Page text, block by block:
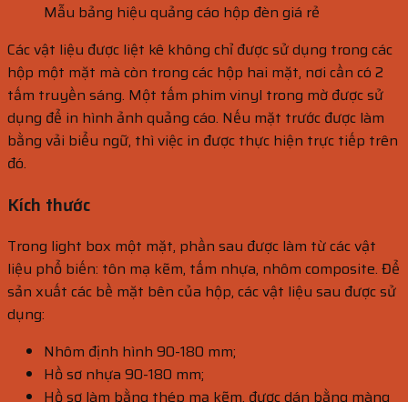
Mẫu bảng hiệu quảng cáo hộp đèn giá rẻ
Các vật liệu được liệt kê không chỉ được sử dụng trong các
hộp một mặt mà còn trong các hộp hai mặt, nơi cần có 2
tấm truyền sáng. Một tấm phim vinyl trong mờ được sử
dụng để in hình ảnh quảng cáo. Nếu mặt trước được làm
bằng vải biểu ngữ, thì việc in được thực hiện trực tiếp trên
đó.
Kích thước
Trong light box một mặt, phần sau được làm từ các vật
liệu phổ biến: tôn mạ kẽm, tấm nhựa, nhôm composite. Để
sản xuất các bề mặt bên của hộp, các vật liệu sau được sử
dụng:
Nhôm định hình 90-180 mm;
Hồ sơ nhựa 90-180 mm;
Hồ sơ làm bằng thép mạ kẽm, được dán bằng màng